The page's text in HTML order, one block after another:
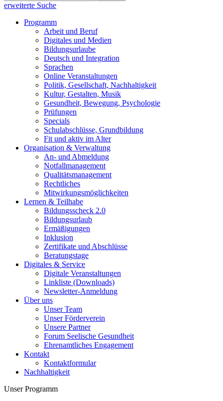
erweiterte Suche
Programm
Arbeit und Beruf
Digitales und Medien
Bildungsurlaube
Deutsch und Integration
Sprachen
Online Veranstaltungen
Politik, Gesellschaft, Nachhaltigkeit
Kultur, Gestalten, Musik
Gesundheit, Bewegung, Psychologie
Prüfungen
Specials
Schulabschlüsse, Grundbildung
Fit und aktiv im Alter
Organisation & Verwaltung
An- und Abmeldung
Notfallmanagement
Qualitätsmanagement
Rechtliches
Mitwirkungsmöglichkeiten
Lernen & Teilhabe
Bildungsscheck 2.0
Bildungsurlaub
Ermäßigungen
Inklusion
Zertifikate und Abschlüsse
Beratungstage
Digitales & Service
Digitale Veranstaltungen
Linkliste (Downloads)
Newsletter-Anmeldung
Über uns
Unser Team
Unser Förderverein
Unsere Partner
Forum Seelische Gesundheit
Ehrenamtliches Engagement
Kontakt
Kontaktformular
Nachhaltigkeit
Unser Programm